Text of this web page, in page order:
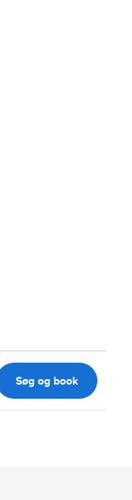
Søg og book